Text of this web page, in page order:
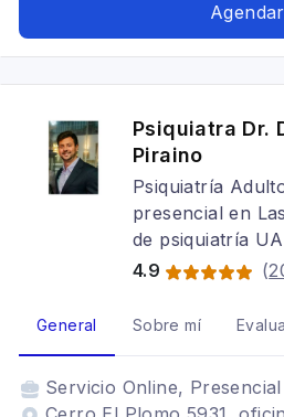
Agendar
Psiquiatra Dr.
Piraino
Psiquiatría
presencial en
de psiquiatría
4.9
(
General Sobre mí
Servicio Online, Presencial